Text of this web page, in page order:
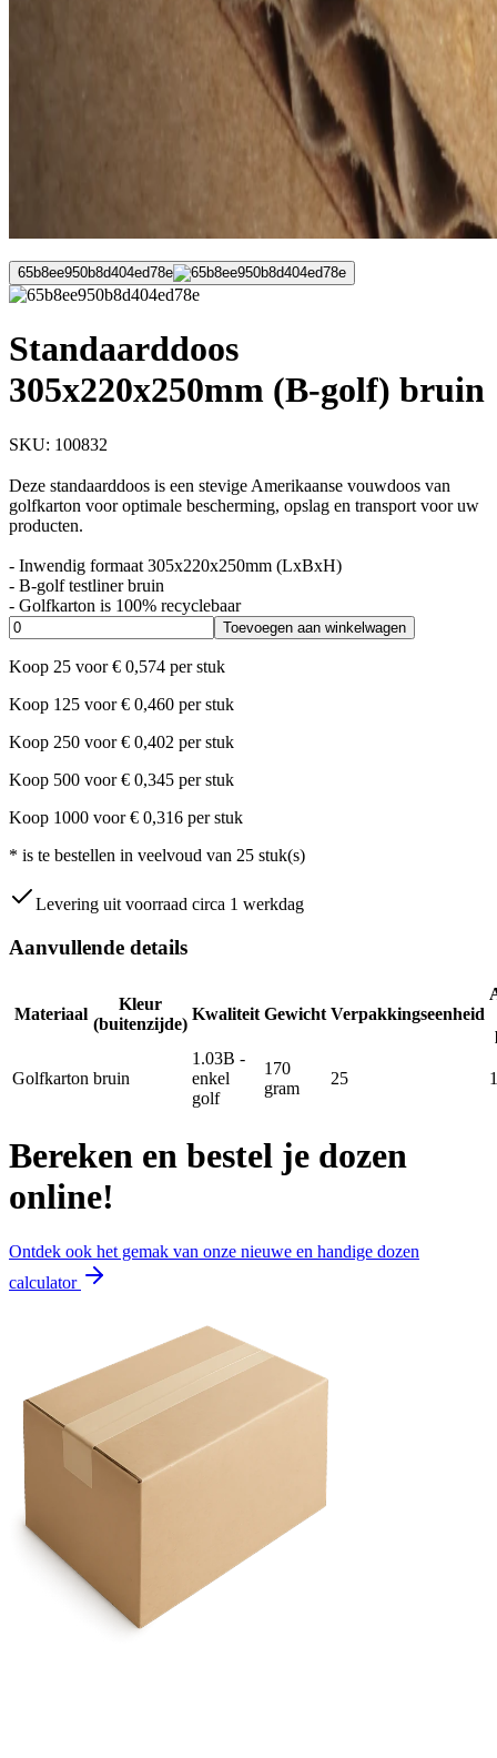
65b8ee950b8d404ed78e
Standaarddoos
305x220x250mm (B-golf) bruin
SKU: 100832
Deze standaarddoos is een stevige Amerikaanse vouwdoos van
golfkarton voor optimale bescherming, opslag en transport voor uw
producten.
- Inwendig formaat 305x220x250mm (LxBxH)
- B-golf testliner bruin
- Golfkarton is 100% recyclebaar
Toevoegen aan winkelwagen
Koop 25 voor € 0,574 per stuk
Koop 125 voor € 0,460 per stuk
Koop 250 voor € 0,402 per stuk
Koop 500 voor € 0,345 per stuk
Koop 1000 voor € 0,316 per stuk
* is te bestellen in veelvoud van 25 stuk(s)
Levering uit voorraad circa 1 werkdag
Aanvullende details
Materiaal
Kleur
(buitenzijde)
Kwaliteit Gewicht Verpakkingseenheid
Golfkarton bruin
1.03B -
enkel
golf
170
gram
25
Bereken en bestel je dozen
online!
Ontdek ook het gemak van onze nieuwe en handige dozen
calculator